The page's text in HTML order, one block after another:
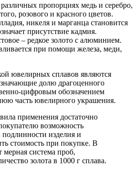
пропорциях медь и серебро,
розового и красного цветов.
никеля и марганца становится
присутствие кадмия.
– редкое золото с алюминием.
при помощи железа, меди,
ювелирных сплавов являются
долю драгоценного
цифровым обозначением
часть ювелирного украшения.
применения достаточно
возможность
подлинности изделия и
стоимость при покупке. В
мерная система проб,
золота в 1000 г сплава.